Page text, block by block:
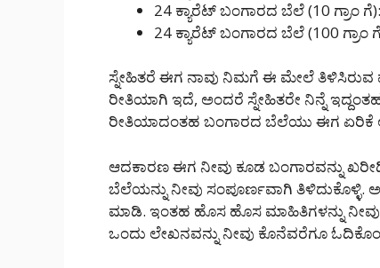
24 ಕ್ಯಾರೆಟ್ ಬಂಗಾರದ ಬೆಲೆ (10 ಗ್ರಾಂ
24 ಕ್ಯಾರೆಟ್ ಬಂಗಾರದ ಬೆಲೆ (100 ಗ್ರಾಂ
ಸ್ನೇಹಿತರೆ ಈಗ ನಾವು ನಿಮಗೆ ಈ ಮೇಲೆ
ರೀತಿಯಾಗಿ ಇದೆ, ಅಂದರೆ ಸ್ನೇಹಿತರೇ ನಿನ್ನೆ
ರೀತಿಯಾದಂತಹ ಬಂಗಾರದ ಬೆಲೆಯು ಈಗ ಏರಿಕೆ
ಆದಕಾರಣ ಈಗ ನೀವು ಕೂಡ ಬಂಗಾರವನ್ನು
ಬೆಲೆಯನ್ನು ನೀವು ಸಂಪೂರ್ಣವಾಗಿ ತಿಳಿದುಕೊಳ್ಳಿ.
ಮಾಡಿ. ಇಂತಹ ಹೊಸ ಹೊಸ ಮಾಹಿತಿಗಳನ್ನು
ಒಂದು ಲೇಖನವನ್ನು ನೀವು ಕೊನೆವರೆಗೂ